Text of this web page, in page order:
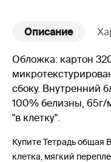
Описание
Обложка: картон
сбоку. Внутренний
100% белизны, 65г/
"в клетку".
Купите Тетрадь общая
клетка, мягкий